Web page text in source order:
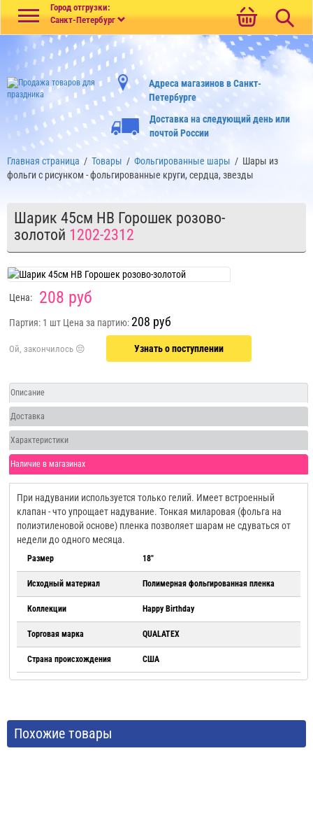
Город отгрузки:
Санкт-Петербург
Адреса магазинов в Санкт-
Петербурге
Доставка на следующий день или
почтой России
Главная страница / Товары / Фольгированные шары / Шары из
фольги с рисунком - фольгированные круги, сердца, звезды
Шарик 45см HB Горошек розово-
золотой 1202-2312
Цена: 208 руб
Партия: 1 шт Цена за партию:208 руб
Узнать о поступлении
Описание
Доставка
Характеристики
Наличие в магазинах
При надувании используется только гелий. Имеет встроенный
клапан - что упрощает надувание. Тонкая миларовая (фольга на
полиэтиленовой основе) пленка позволяет шарам не сдуваться от
недели до одного месяца.
Размер 18"
Исходный материал Полимерная фольгированная пленка
Коллекции Happy Birthday
Торговая марка QUALATEX
Страна происхождения США
Похожие товары